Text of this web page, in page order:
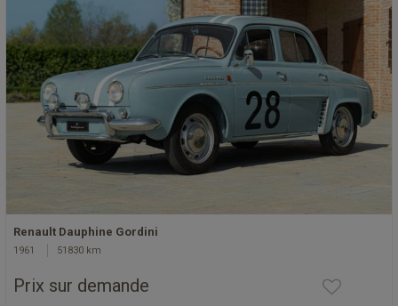
Renault Dauphine Gordini
1961 51830 km
Prix sur demande